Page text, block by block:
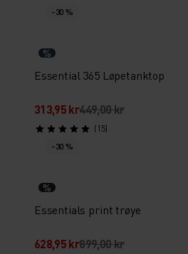
-30 %
%
Essential 365 Løpetanktop
313,95 kr449,00 kr
(15)
-30 %
%
Essentials print trøye
628,95 kr899,00 kr